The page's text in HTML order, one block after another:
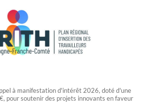
à manifestation d'intérêt 2026, doté d'une
pour soutenir des projets innovants en faveur